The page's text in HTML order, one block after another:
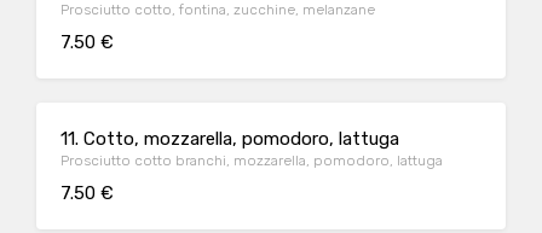
Prosciutto cotto, fontina, zucchine, melanzane
7.50 €
11. Cotto, mozzarella, pomodoro, lattuga
Prosciutto cotto branchi, mozzarella, pomodoro, lattuga
7.50 €